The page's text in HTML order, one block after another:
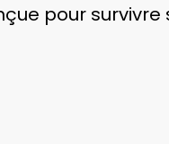
pour survivre